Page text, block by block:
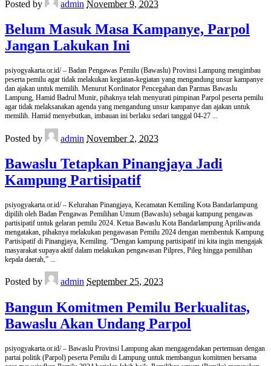
Posted by admin November 9, 2023
Belum Masuk Masa Kampanye, Parpol
Jangan Lakukan Ini
psiyogyakarta.or.id/ – Badan Pengawas Pemilu (Bawaslu) Provinsi Lampung mengimbau
peserta pemilu agar tidak melakukan kegiatan-kegiatan yang mengandung unsur kampanye
dan ajakan untuk memilih. Menurut Kordinator Pencegahan dan Parmas Bawaslu
Lampung, Hamid Badrul Munir, pihaknya telah menyurati pimpinan Parpol peserta pemilu
agar tidak melaksanakan agenda yang mengandung unsur kampanye dan ajakan untuk
memilih. Hamid menyebutkan, imbauan ini berlaku sedari tanggal 04-27 ...
Posted by admin November 2, 2023
Bawaslu Tetapkan Pinangjaya Jadi
Kampung Partisipatif
psiyogyakarta.or.id/ – Kelurahan Pinangjaya, Kecamatan Kemiling Kota Bandarlampung
dipilih oleh Badan Pengawas Pemilihan Umum (Bawaslu) sebagai kampung pengawas
partisipatif untuk gelaran pemilu 2024. Ketua Bawaslu Kota Bandarlampung Apriliwanda
mengatakan, pihaknya melakukan pengawasan Pemilu 2024 dengan membentuk Kampung
Partisipatif di Pinangjaya, Kemiling. “Dengan kampung partisipatif ini kita ingin mengajak
masyarakat supaya aktif dalam melakukan pengawasan Pilpres, Pileg hingga pemilihan
kepala daerah,” ...
Posted by admin September 25, 2023
Bangun Komitmen Pemilu Berkualitas,
Bawaslu Akan Undang Parpol
psiyogyakarta.or.id/ – Bawaslu Provinsi Lampung akan mengagendakan pertemuan dengan
partai politik (Parpol) peserta Pemilu di Lampung untuk membangun komitmen bersama